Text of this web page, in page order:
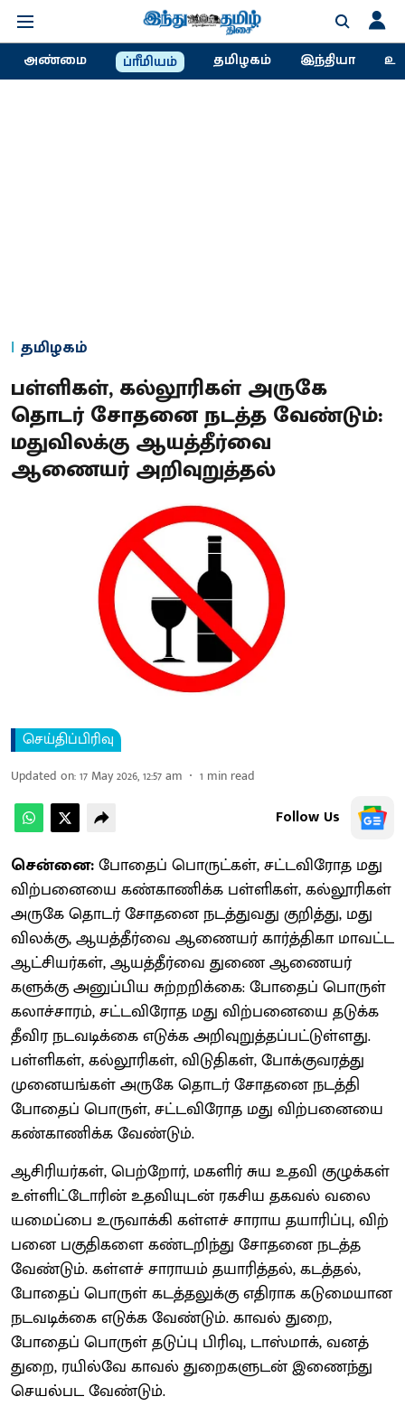
அண்மை ப்ரீமியம் தமிழகம் இந்தியா
தமிழகம்
பள்ளிகள், கல்லூரிகள் அருகே
தொடர் சோதனை நடத்த வேண்டும்:
மதுவிலக்கு ஆயத்தீர்வை
ஆணையர் அறிவுறுத்தல்
செய்திப்பிரிவு
Updated on:17 May 2026, 12:57 am 1 min read
Follow Us
சென்னை: ​போதைப் பொருட்​கள், சட்​ட​விரோத மது
விற்​பனையை கண்​காணிக்க பள்​ளி​கள், கல்​லூரி​கள்
அருகே தொடர் சோதனை நடத்துவது குறித்​து, மது​
விலக்​கு, ஆயத்​தீர்வை ஆணை​யர் கார்த்​தி​கா மாவட்ட
ஆட்​சி​யர்​கள், ஆயத்​தீர்வை துணை ஆணை​யர்​
களுக்கு அனுப்​பிய சுற்​றறிக்​கை: போதைப் பொருள்
கலாச்​சா​ரம், சட்​ட​விரோத மது விற்​பனையை தடுக்க
தீவிர நடவடிக்கை எடுக்க அறி​வுறுத்​தப்​பட்​டுள்​ளது.
பள்​ளி​கள், கல்​லூரி​கள், விடு​தி​கள், போக்​கு​வரத்து
முனை​யங்​கள் அருகே தொடர் சோதனை நடத்தி
போதைப் பொருள், சட்​ட​விரோத மது விற்​பனையை
கண்​காணிக்க வேண்​டும்.
ஆசிரியர்​கள், பெற்​றோர், மகளிர் சுய உதவி குழுக்​கள்
உள்​ளிட்​டோரின் உதவி​யுடன் ரகசிய தகவல் வலை​
யமைப்பை உரு​வாக்கி கள்​ளச் சாராய தயாரிப்பு, விற்​
பனை பகு​தி​களை கண்​டறிந்து சோதனை நடத்த
வேண்​டும். கள்​ளச்​ சா​ரா​யம் தயாரித்​தல், கடத்​தல்,
போதைப் பொருள் கடத்​தலுக்கு எதி​ராக கடுமை​யான
நடவடிக்கை எடுக்க வேண்​டும். காவல் துறை,
போதைப் பொருள் தடுப்பு பிரிவு, டாஸ்​மாக், வனத்​
துறை, ரயில்வே காவல் ​துறை​களு​டன் இணைந்து
செயல்பட வேண்​டும்.